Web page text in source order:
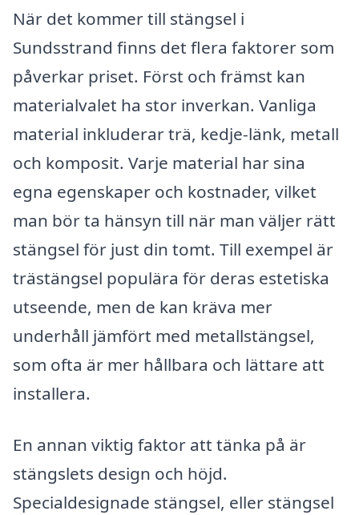
När det kommer till stängsel i
Sundsstrand finns det flera faktorer som
påverkar priset. Först och främst kan
materialvalet ha stor inverkan. Vanliga
material inkluderar trä, kedje-länk, metall
och komposit. Varje material har sina
egna egenskaper och kostnader, vilket
man bör ta hänsyn till när man väljer rätt
stängsel för just din tomt. Till exempel är
trästängsel populära för deras estetiska
utseende, men de kan kräva mer
underhåll jämfört med metallstängsel,
som ofta är mer hållbara och lättare att
installera.
En annan viktig faktor att tänka på är
stängslets design och höjd.
Specialdesignade stängsel, eller stängsel